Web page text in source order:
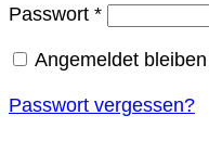
Passwort *Erforderlich
Angemeldet bleiben
Passwort vergessen?